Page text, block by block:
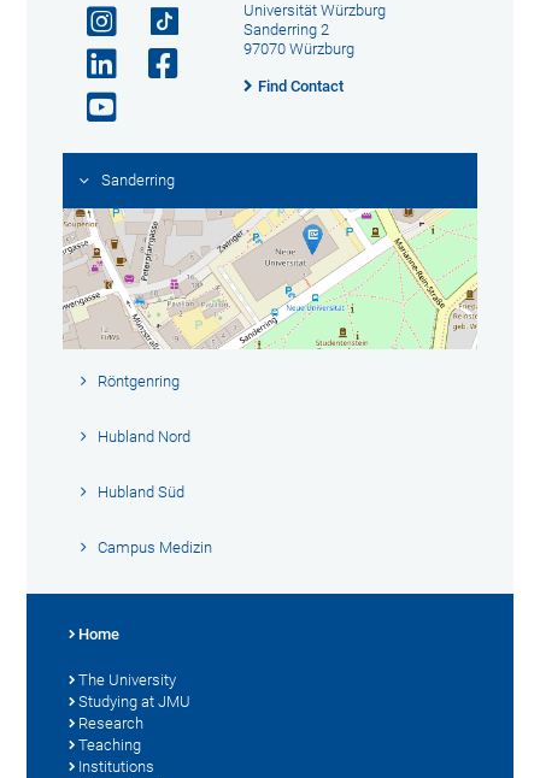
Universität Würzburg
Sanderring 2
97070 Würzburg
Find Contact
Sanderring
Röntgenring
Hubland Nord
Hubland Süd
Campus Medizin
Home
The University
Studying at JMU
Research
Teaching
Institutions